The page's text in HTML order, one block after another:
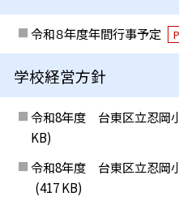
令和８年度年間行事予定
学校経営方針
令和8年度 台東区立忍岡
KB)
令和8年度 台東区立忍岡小
(417 KB)